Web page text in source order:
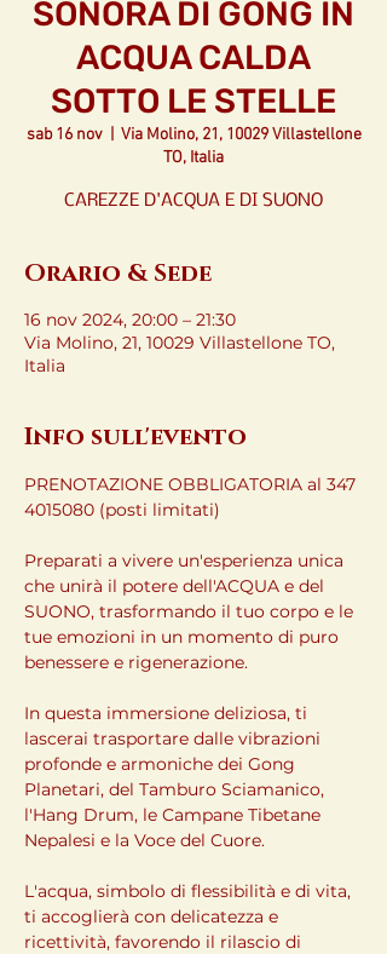
SONORA DI GONG IN
ACQUA CALDA
SOTTO LE STELLE
sab 16 nov
  |
Via Molino, 21, 10029 Villastellone
TO, Italia
CAREZZE D'ACQUA E DI SUONO
Orario & Sede
16 nov 2024, 20:00 – 21:30
Via Molino, 21, 10029 Villastellone TO,
Italia
Info sull'evento
PRENOTAZIONE OBBLIGATORIA al 347
4015080 (posti limitati)
Preparati a vivere un'esperienza unica
che unirà il potere dell'ACQUA e del
SUONO, trasformando il tuo corpo e le
tue emozioni in un momento di puro
benessere e rigenerazione.
In questa immersione deliziosa, ti
lascerai trasportare dalle vibrazioni
profonde e armoniche dei Gong
Planetari, del Tamburo Sciamanico,
l'Hang Drum, le Campane Tibetane
Nepalesi e la Voce del Cuore.
L'acqua, simbolo di flessibilità e di vita,
ti accoglierà con delicatezza e
ricettività, favorendo il rilascio di